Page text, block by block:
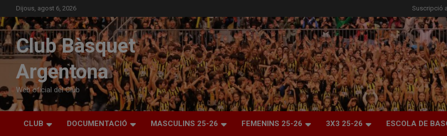
to
content
Dijous, agost 6, 2026 Suscripció
Club Bàsquet
Argentona
Web oficial del Club
CLUB DOCUMENTACIÓ MASCULINS 25-26 FEMENINS 25-26 3X3 25-26 ESCOLA DE